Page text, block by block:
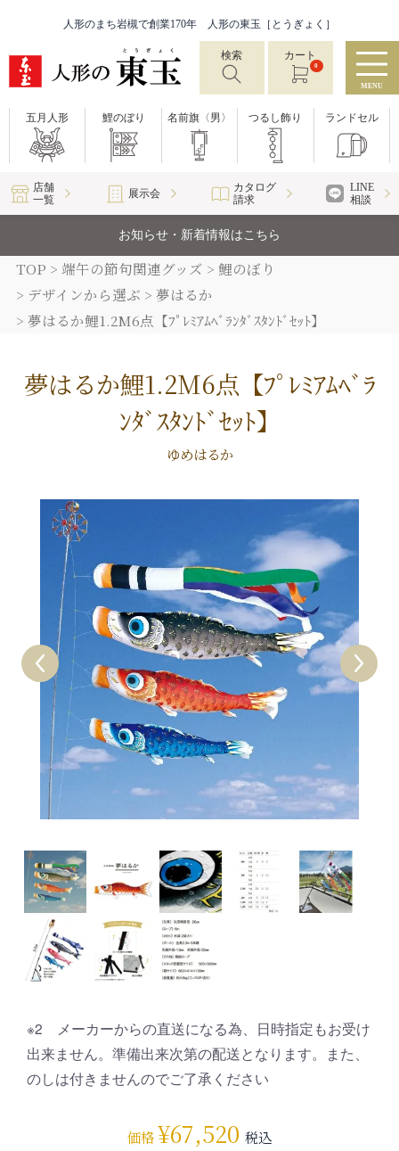
人形のまち岩槻で創業170年 人形の東玉［とうぎょく］
検索 カート
0
MENU
五月人形 鯉のぼり 名前旗〈男〉 つるし飾り ランドセル
店舗
一覧
展示会
カタログ
請求
LINE
相談
お知らせ・新着情報はこちら
TOP 端午の節句関連グッズ
鯉のぼり
デザインから選ぶ
夢はるか
夢はるか鯉1.2M6点【ﾌﾟﾚﾐｱﾑﾍﾞﾗﾝﾀﾞｽﾀﾝﾄﾞｾｯﾄ】
夢はるか鯉1.2M6点【ﾌﾟﾚﾐｱﾑﾍﾞﾗ
ﾝﾀﾞｽﾀﾝﾄﾞｾｯﾄ】
ゆめはるか
※2 メーカーからの直送になる為、日時指定もお受け
出来ません。準備出来次第の配送となります。また、
のしは付きませんのでご了承ください
価格¥67,520 税込